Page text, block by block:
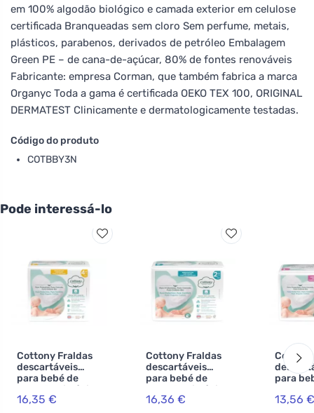
em 100% algodão biológico e camada exterior em celulose
certificada Branqueadas sem cloro Sem perfume, metais,
plásticos, parabenos, derivados de petróleo Embalagem
Green PE – de cana-de-açúcar, 80% de fontes renováveis
Fabricante: empresa Corman, que também fabrica a marca
Organyc Toda a gama é certificada OEKO TEX 100, ORIGINAL
DERMATEST Clinicamente e dermatologicamente testadas.
Código do produto
COTBBY3N
Pode interessá-lo
Cottony Fraldas
descartáveis
para bebé de
algodão biológico
7-18 kg
16,35 €
Cottony Fraldas
descartáveis
para bebé de
algodão biológico
3-6 kg
16,36 €
para
2-5 kg
13,56 €